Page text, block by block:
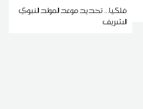
فلكيا... تحديد موعد المولد النبوي
الشريف